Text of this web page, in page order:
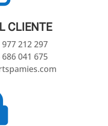
CLIENTE
212 297
041 675